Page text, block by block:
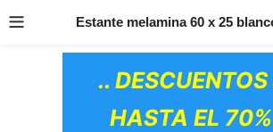
.. DESCUENTOS
HASTA EL
Estante melamina 60 x 25